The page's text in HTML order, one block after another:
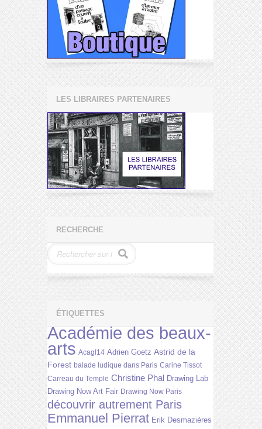
LES LIBRAIRES PARTENAIRES
RECHERCHE
ÉTIQUETTES
Académie des beaux-
arts Acagl14 Adrien Goetz Astrid de la
Forest balade ludique dans Paris Carine Tissot
Carreau du Temple Christine Phal Drawing Lab
Drawing Now Art Fair Drawing Now Paris
découvrir autrement Paris
Emmanuel Pierrat Erik Desmazières